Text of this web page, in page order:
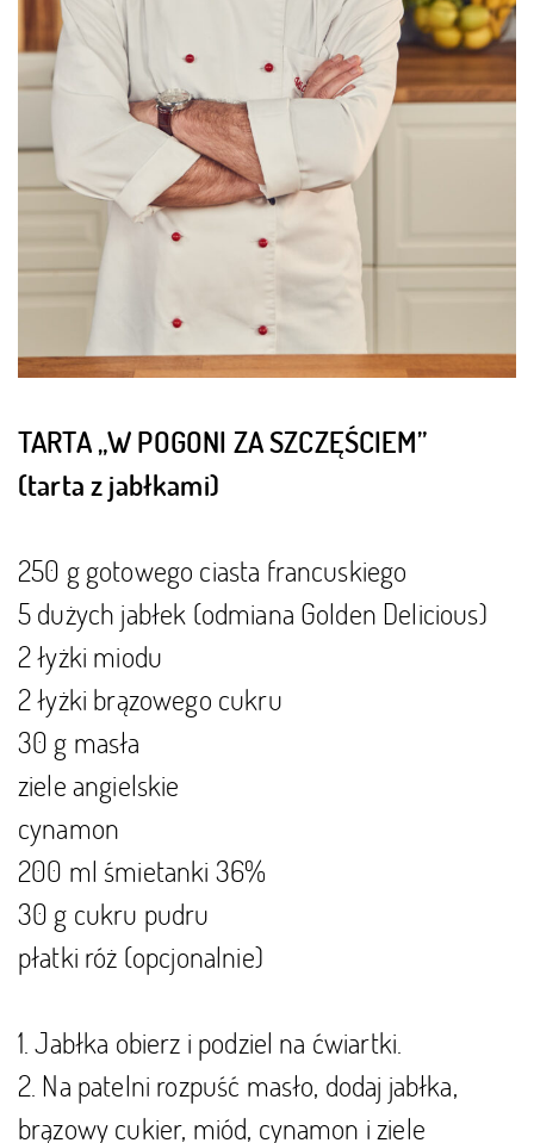
TARTA „W POGONI ZA SZCZĘŚCIEM”
(tarta z jabłkami)
250 g gotowego ciasta francuskiego
5 dużych jabłek (odmiana Golden Delicious)
2 łyżki miodu
2 łyżki brązowego cukru
30 g masła
ziele angielskie
cynamon
200 ml śmietanki 36%
30 g cukru pudru
płatki róż (opcjonalnie)
1. Jabłka obierz i podziel na ćwiartki.
2. Na patelni rozpuść masło, dodaj jabłka,
brązowy cukier, miód, cynamon i ziele